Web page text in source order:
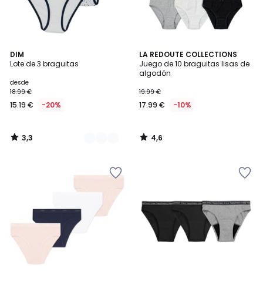
DIM
Lote de 3 braguitas
desde
18.99 €
15.19 € -20%
3,3
/ 5
2
Colores
3,3
/
LA REDOUTE COLLECTIONS
Juego de 10 braguitas lisas de
algodón
19.99 €
17.99 € -10%
4,6
/ 5
4,6
/